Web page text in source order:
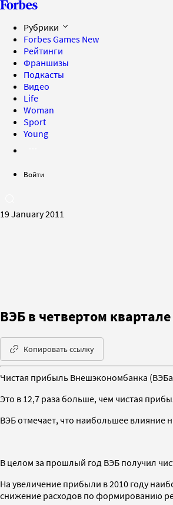
Рубрики
Forbes Games New
Рейтинги
Франшизы
Подкасты
Видео
Life
Woman
Sport
Young
Войти
19 January 2011
ВЭБ в четвертом
Копировать ссылку
Чистая прибыль Внешэкономбанка
Это в 12,7 раза больше, чем чистая
ВЭБ отмечает, что наибольшее влияние
В целом за прошлый год ВЭБ получил
На увеличение прибыли в 2010 году
снижение расходов по формированию